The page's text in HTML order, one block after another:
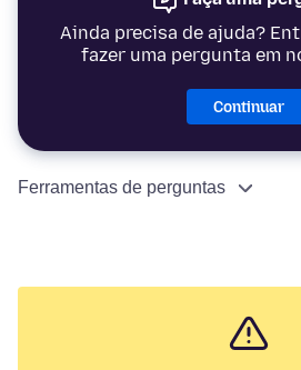
Ainda precisa de ajuda?
fazer uma pergunta em
Continuar
Ferramentas de perguntas